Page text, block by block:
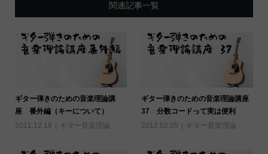
関連記事一覧
ギター弾きのための音楽理論講
座 番外編（キーについて）
2011.12.18
ギター音楽理論
ギター弾きのための音楽理論講座
37 分数コードって実は便利
2012.02.05
ギター音楽理論